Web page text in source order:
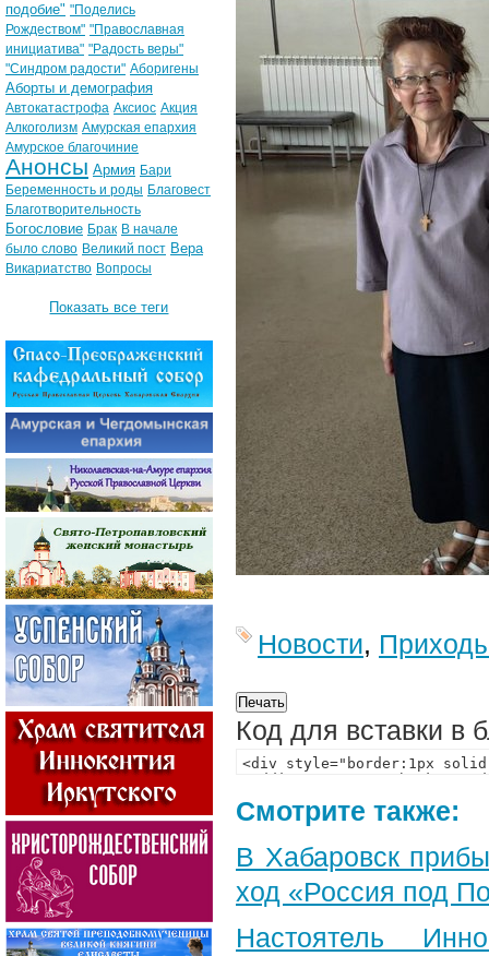
Новости,
Код для вставки в
Смотрите также:
В Хабаровск
ход «Россия под
Настоятель
подобие" "Поделись
Рождеством" "Православная
инициатива" "Радость веры"
"Синдром радости" Аборигены
Аборты и демография
Автокатастрофа Аксиос Акция
Алкоголизм Амурская епархия
Амурское благочиние
Анонсы Армия Бари
Беременность и роды Благовест
Благотворительность
Богословие Брак В начале
было слово Великий пост Вера
Викариатство Вопросы
Показать все теги